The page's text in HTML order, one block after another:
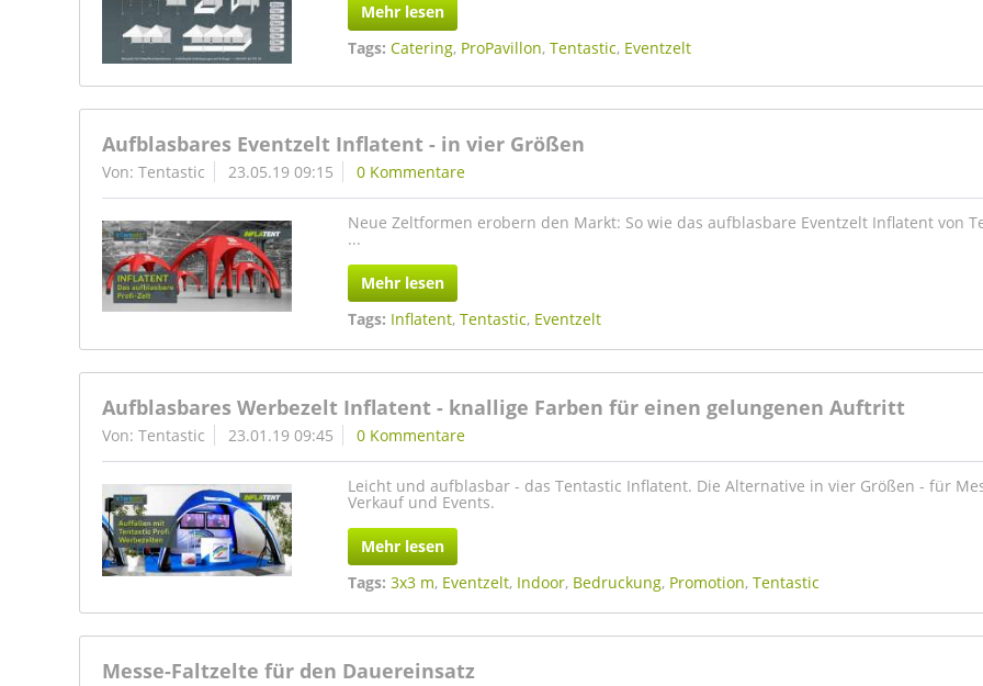
Mehr lesen
Tags: Catering, ProPavillon,Tentastic, Eventzelt
Aufblasbares Eventzelt Inflatent - in vier Größen
Von: Tentastic 23.05.19 09:15 0 Kommentare
Neue Zeltformen erobern den Markt: So wie das aufblasbare Eventzelt Inflatent von
...
Mehr lesen
Tags: Inflatent,Tentastic, Eventzelt
Aufblasbares Werbezelt Inflatent - knallige Farben für einen gelungenen Auftritt
Von: Tentastic 23.01.19 09:45 0 Kommentare
Leicht und aufblasbar - das Tentastic Inflatent. Die Alternative in vier Größen - für
Verkauf und Events.
Mehr lesen
Tags: 3x3 m, Eventzelt, Indoor, Bedruckung, Promotion,Tentastic
Messe-Faltzelte für den Dauereinsatz